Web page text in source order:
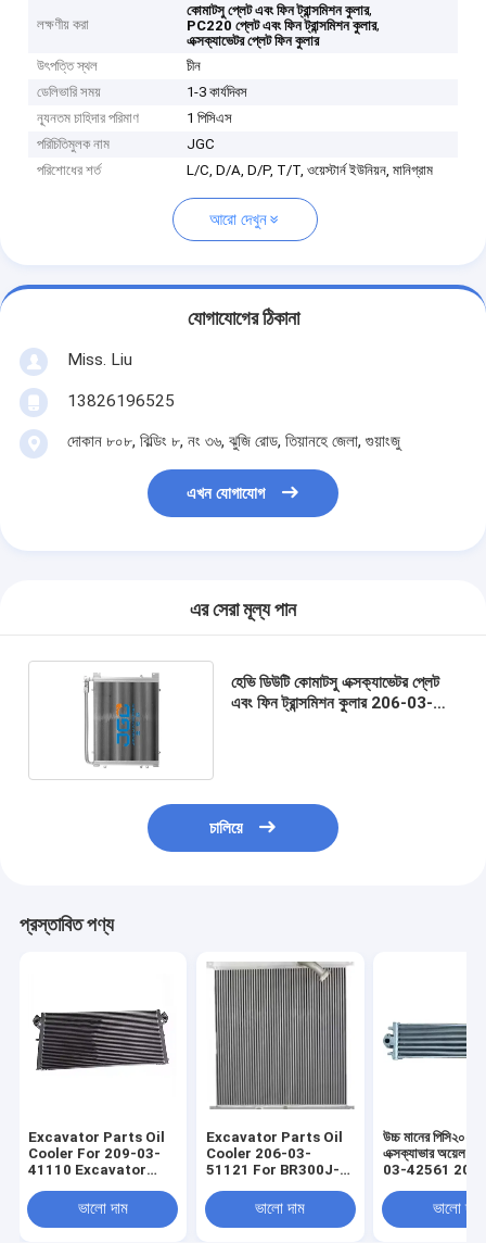
লক্ষণীয় করা
কোমাটসু প্লেট এবং ফিন ট্রান্সমিশন কুলার,
PC220 প্লেট এবং ফিন ট্রান্সমিশন কুলার,
এক্সক্যাভেটর প্লেট ফিন কুলার
উৎপত্তি স্থল
চীন
ডেলিভারি সময়
1-3 কার্যদিবস
ন্যূনতম চাহিদার পরিমাণ
1 পিসিএস
পরিচিতিমুলক নাম
JGC
পরিশোধের শর্ত
L/C, D/A, D/P, T/T, ওয়েস্টার্ন ইউনিয়ন, মানিগ্রাম
আরো দেখুন
যোগাযোগের ঠিকানা
Miss. Liu
13826196525
দোকান ৮০৮, বিল্ডিং ৮, নং ৩৬, ঝুজি রোড, তিয়ানহে জেলা, গুয়াংজু
এখন যোগাযোগ
এর সেরা মূল্য পান
হেভি ডিউটি ​​কোমাটসু এক্সক্যাভেটর প্লেট
এবং ফিন ট্রান্সমিশন কুলার 206-03-
চালিয়ে
প্রস্তাবিত পণ্য
Excavator Parts Oil
Cooler For 209-03-
41110 Excavator
PC800SE-8 এক্সক্যাভেটর
ইঞ্জিনের জন্য তেল কুলার
ভালো দাম
Excavator Parts Oil
Cooler 206-03-
51121 For BR300J-1
স্পেয়ার পার্টসভালো দাম
উচ্চ মানের পিসি২০০-
এক্সক্যাভার অয়েল
03-42561
20Y-03-42570
ভালো দাম